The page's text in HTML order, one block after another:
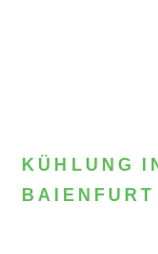
KÜHLUNG
BAIENFURT